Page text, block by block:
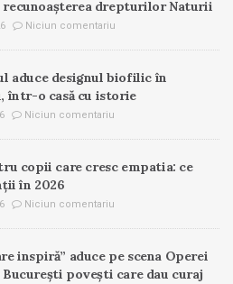
recunoașterea drepturilor Naturii
Niciun comentariu
aduce designul biofilic în
într-o casă cu istorie
Niciun comentariu
copii care cresc empatia: ce
în 2026
Niciun comentariu
inspiră” aduce pe scena Operei
București povești care dau curaj